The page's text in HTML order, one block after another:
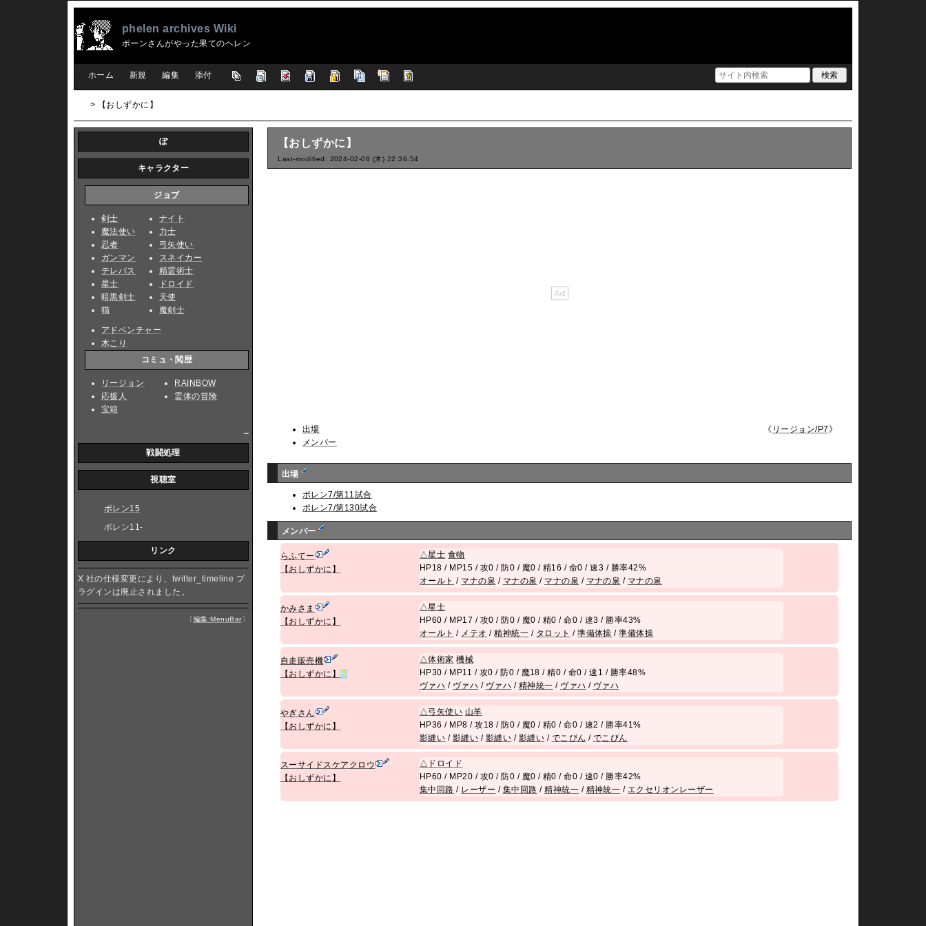
phelen archives Wiki
ポーンさんがやった果てのヘレン
ホーム 新規 編集 添付
> 【おしずかに】
【おしずかに】
Last-modified: 2024-02-08 (木) 22:36:54
出場
メンバー
《 リージョン/P7 》
出場
ポレン7/第11試合
ポレン7/第130試合
メンバー
らふてー
【おしずかに】
△星士 食物
HP18 / MP15 / 攻0 / 防0 / 魔0 / 精16 / 命0 / 速3 / 勝率42%
オールト / マナの泉 / マナの泉 / マナの泉 / マナの泉 / マナの泉
かみさま
【おしずかに】
△星士
HP60 / MP17 / 攻0 / 防0 / 魔0 / 精0 / 命0 / 速3 / 勝率43%
オールト / メテオ /精神統一 / タロット /準備体操 /準備体操
自走販売機
【おしずかに】 R
△体術家 機械
HP30 / MP11 / 攻0 / 防0 / 魔18 / 精0 / 命0 / 速1 / 勝率48%
ヴァハ / ヴァハ / ヴァハ / 精神統一 / ヴァハ / ヴァハ
やぎさん
【おしずかに】
△ 弓矢使い 山羊
HP36 / MP8 / 攻18 / 防0 / 魔0 / 精0 / 命0 / 速2 / 勝率41%
影縫い / 影縫い / 影縫い / 影縫い / でこぴん / でこぴん
スーサイドスケアクロウ
【おしずかに】
△ ドロイド
HP60 / MP20 / 攻0 / 防0 / 魔0 / 精0 / 命0 / 速0 / 勝率42%
集中回路 / レーザー / 集中回路 /精神統一 / 精神統一 / エクセリオンレーザー
ぽ
キャラクター
ジョブ
剣士
魔法使い
忍者
ガンマン
テレパス
星士
暗黒剣士
猫
ナイト
力士
弓矢使い
スネイカー
精霊術士
ドロイド
天使
魔剣士
アドベンチャー
木こり
コミュ・閲歴
リージョン
応援人
宝箱
RAINBOW
霊体の冒険
戦闘処理
視聴室
ポレン15
ポレン11-
リンク
X 社の仕様変更により、twitter_timeline プ
ラグインは廃止されました。
〔編集:MenuBar〕